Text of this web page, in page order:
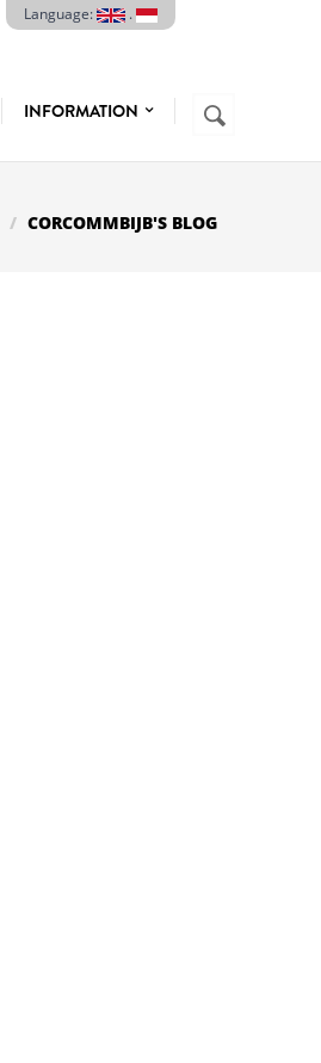
Language: .
INFORMATION
SEARCH
FORM
Search
CORCOMMBIJB'S BLOG